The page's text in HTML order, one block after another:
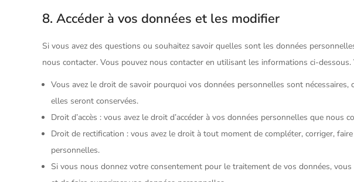
8. Accéder à vos données et les modifier
Si vous avez des questions ou souhaitez savoir quelles sont les données
nous contacter. Vous pouvez nous contacter en utilisant les informations ci-
Vous avez le droit de savoir pourquoi vos données personnelles sont nécessaires,
elles seront conservées.
Droit d’accès : vous avez le droit d’accéder à vos données personnelles que nous
Droit de rectification : vous avez le droit à tout moment de compléter, corriger,
personnelles.
Si vous nous donnez votre consentement pour le traitement de vos données,